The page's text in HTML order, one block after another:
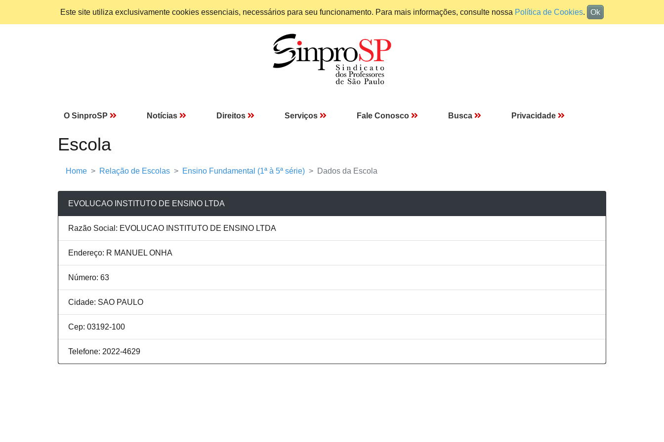
Este site utiliza exclusivamente cookies essenciais, necessários para seu funcionamento. Para mais informações, consulte nossa Política de Cookies. Ok
O SinproSP Notícias Direitos Serviços Fale Conosco Busca Privacidade
Escola
Home Relação de Escolas Ensino Fundamental (1ª à 5ª série) Dados da Escola
EVOLUCAO INSTITUTO DE ENSINO LTDA
Razão Social: EVOLUCAO INSTITUTO DE ENSINO LTDA
Endereço: R MANUEL ONHA
Número: 63
Cidade: SAO PAULO
Cep: 03192-100
Telefone: 2022-4629